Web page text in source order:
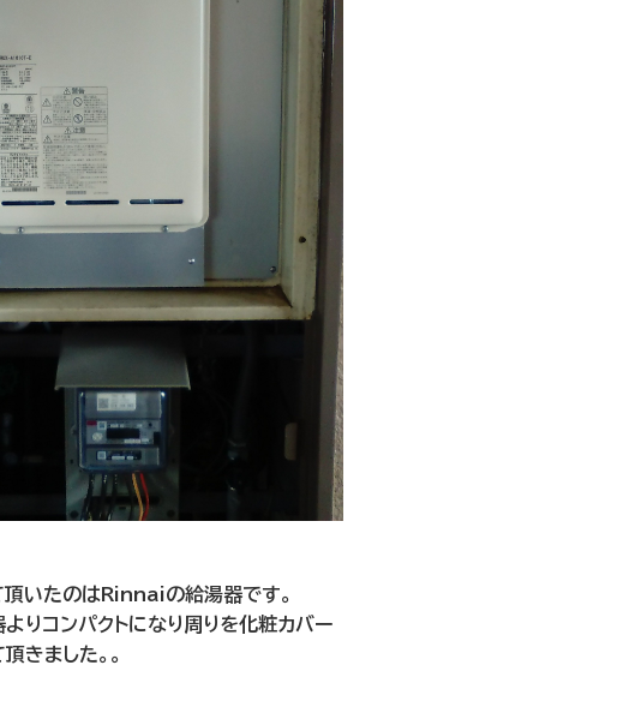
頂いたのはRinnaiの給湯器です。
りコンパクトになり周りを化粧カバー
きました。。